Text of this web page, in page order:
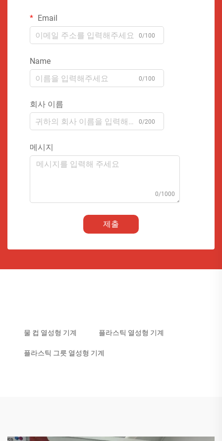
Email
0/100
Name
0/100
회사 이름
0/200
메시지
0/1000
제출
물 컵 열성형 기계 플라스틱 열성형 기계
플라스틱 그릇 열성형 기계